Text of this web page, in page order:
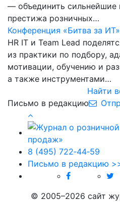
— объединить
престижа розничных…
Конференция «Битва за
HR IT и Team Lead
из практики по подбору,
мотивации, обучению и
а также инструментами…
Найти
Письмо в редакцию
8 (495) 722‑44‑59
Письмо в редакцию
© 2005–2026 сайт